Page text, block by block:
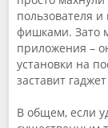
пользователя
фишками. Зато
приложения –
установки на
заставит
В общем, если